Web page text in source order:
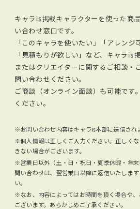
キャラis掲載キャラクターを使った商
い合わせ窓口です。
「このキャラを使いたい」「アレンジ
「見積もりが欲しい」など、キャラis
またはクリエイターに関する ご相談・
問い合わせください。
ご商談（オンライン面談）も可能です
ください。
※お問い合わせ内容はキャラis本部に送信され
※個人情報は正しくご入力ください。正しく
きない場合がございます。
※営業日以外（土・日・祝日・夏季休暇・年
問い合わせは、翌営業日以降に返信いたしま
い。
※なお、内容によってはお時間を頂く場合や
ございます。あらかじめご了承ください。